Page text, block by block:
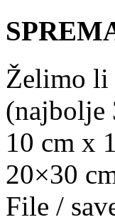
Želimo li
(najbolje
10 cm x
20×30
File /